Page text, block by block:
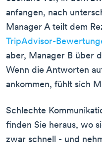
anfangen, nach
Manager A teilt dem
TripAdvisor-
aber, Manager B über
Wenn die Antworten
ankommen, fühlt sich
Schlechte
finden Sie heraus, wo
zwar schnell - und